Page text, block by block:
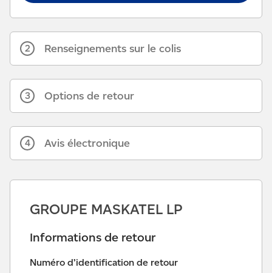
2 Renseignements sur le colis
3 Options de retour
4 Avis électronique
GROUPE MASKATEL LP
Informations de retour
Numéro d’identification de retour